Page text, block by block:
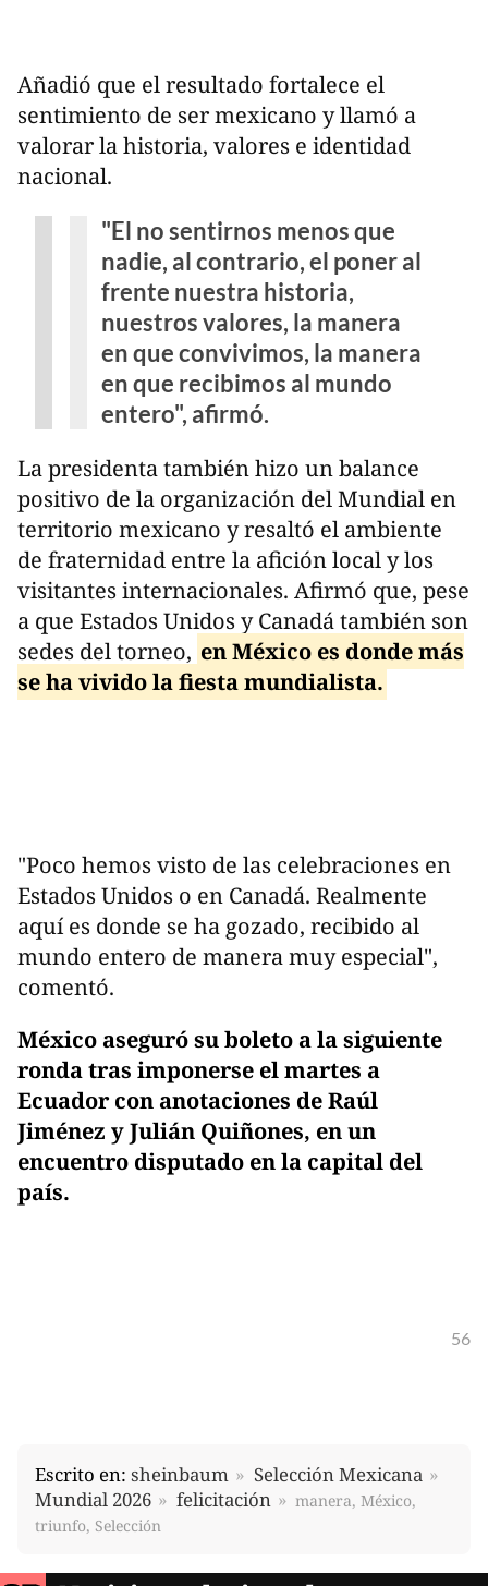
Añadió que el resultado fortalece el
sentimiento de ser mexicano y llamó a
valorar la historia, valores e identidad
nacional.
"El no sentirnos menos que
nadie, al contrario, el poner al
frente nuestra historia,
nuestros valores, la manera
en que convivimos, la manera
en que recibimos al mundo
entero", afirmó.
La presidenta también hizo un balance
positivo de la organización del Mundial en
territorio mexicano y resaltó el ambiente
de fraternidad entre la afición local y los
visitantes internacionales. Afirmó que, pese
a que Estados Unidos y Canadá también son
sedes del torneo, en México es donde más
se ha vivido la fiesta mundialista.
"Poco hemos visto de las celebraciones en
Estados Unidos o en Canadá. Realmente
aquí es donde se ha gozado, recibido al
mundo entero de manera muy especial",
comentó.
México aseguró su boleto a la siguiente
ronda tras imponerse el martes a
Ecuador con anotaciones de Raúl
Jiménez y Julián Quiñones, en un
encuentro disputado en la capital del
país.
56
Escrito en: sheinbaum
Selección Mexicana
Mundial 2026
felicitación
manera, México,
triunfo, Selección